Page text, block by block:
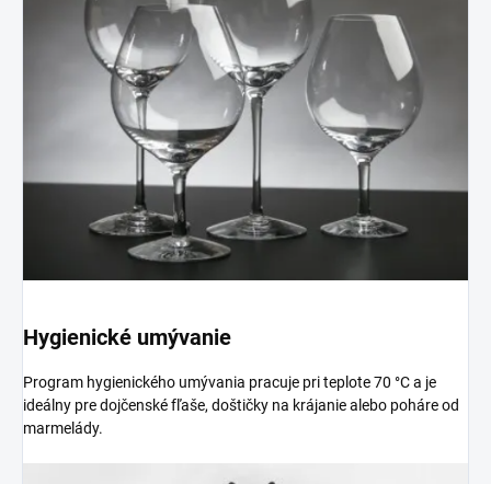
Hygienické umývanie
Program hygienického umývania pracuje pri teplote 70 °C a je
ideálny pre dojčenské fľaše, doštičky na krájanie alebo poháre od
marmelády.